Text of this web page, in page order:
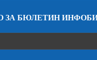
ЗА БЮЛЕТИН